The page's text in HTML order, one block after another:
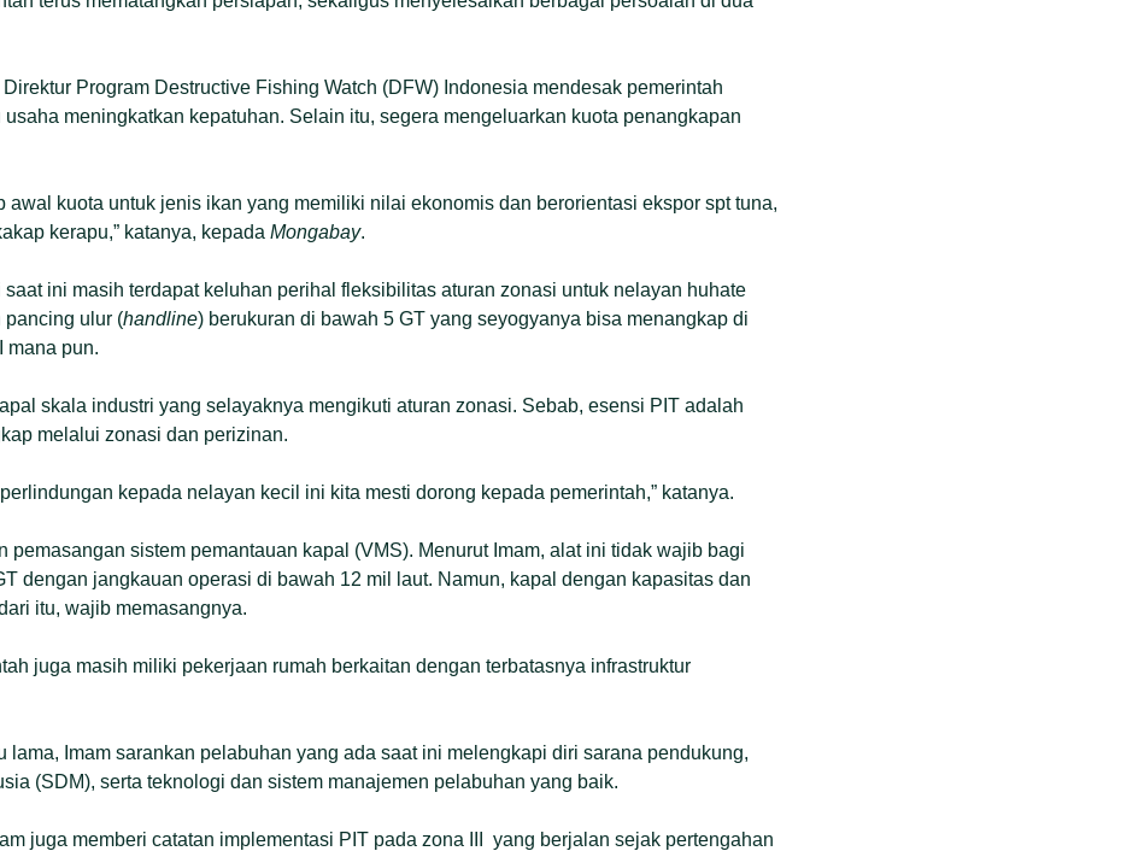
produksi
Direktur Program Destructive Fishing Watch (DFW) Indonesia mendesak pemerintah
meningkatkan kepatuhan. Selain itu, segera mengeluarkan kuota penangkapan
awal kuota untuk jenis ikan yang memiliki nilai ekonomis dan berorientasi ekspor spt tuna,
kerapu,” katanya, kepada Mongabay.
saat ini masih terdapat keluhan perihal fleksibilitas aturan zonasi untuk nelayan huhate
pancing ulur (handline) berukuran di bawah 5 GT yang seyogyanya bisa menangkap di
mana pun.
skala industri yang selayaknya mengikuti aturan zonasi. Sebab, esensi PIT adalah
melalui zonasi dan perizinan.
kepada nelayan kecil ini kita mesti dorong kepada pemerintah,” katanya.
pemasangan sistem pemantauan kapal (VMS). Menurut Imam, alat ini tidak wajib bagi
dengan jangkauan operasi di bawah 12 mil laut. Namun, kapal dengan kapasitas dan
itu, wajib memasangnya.
juga masih miliki pekerjaan rumah berkaitan dengan terbatasnya infrastruktur
lama, Imam sarankan pelabuhan yang ada saat ini melengkapi diri sarana pendukung,
(SDM), serta teknologi dan sistem manajemen pelabuhan yang baik.
juga memberi catatan implementasi PIT pada zona III yang berjalan sejak pertengahan